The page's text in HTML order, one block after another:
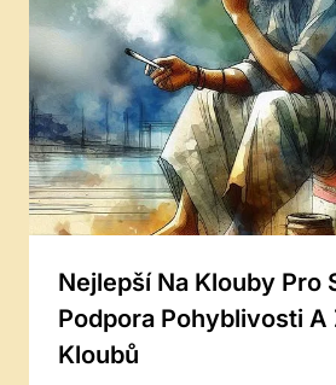
Nejlepší Na Klouby Pro
Podpora Pohyblivosti A
Kloubů